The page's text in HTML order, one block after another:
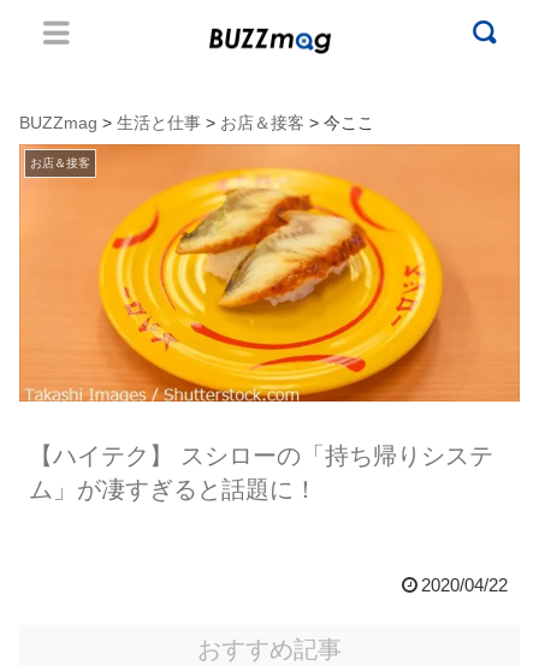
BUZZmag > 生活と仕事 > お店＆接客 > 今ここ
お店＆接客
【ハイテク】 スシローの「持ち帰りシステ
ム」が凄すぎると話題に！
2020/04/22
おすすめ記事